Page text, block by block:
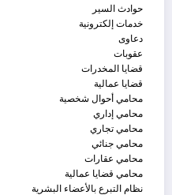
حوادث السير
خدمات إلكترونية
دعاوى
عقوبات
قضايا المخدرات
قضايا عمالية
محامي أحوال شخصية
محامي إداري
محامي تجاري
محامي جنائي
محامي عقارات
محامي قضايا عمالية
نظام التبرع بالأعضاء البشرية